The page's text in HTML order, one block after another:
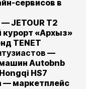
сервисов в
— JETOUR T2
«Архыз»
TENET
—
Autobnb
HS7
— маркетплейс